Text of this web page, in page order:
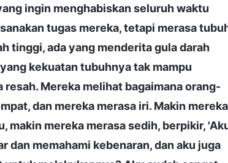
ingin menghabiskan seluruh waktu
tugas mereka, tetapi merasa
tinggi, ada yang menderita gula darah
kekuatan tubuhnya tak mampu
Mereka melihat bagaimana orang-
dan mereka merasa iri. Makin mereka
makin mereka merasa sedih, berpikir,
dan memahami kebenaran, dan aku juga